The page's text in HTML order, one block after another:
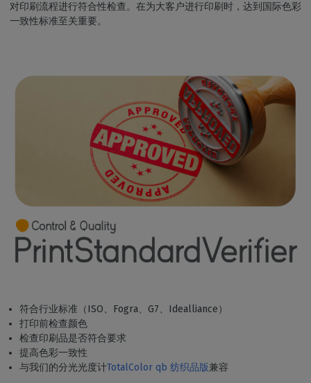
对印刷流程进行符合性检查。在为大客户进行印刷时，达到国际色彩
一致性标准至关重要。
符合行业标准（ISO、Fogra、G7、Idealliance）
打印前检查颜色
检查印刷品是否符合要求
提高色彩一致性
与我们的分光光度计TotalColor qb 纺织品版兼容